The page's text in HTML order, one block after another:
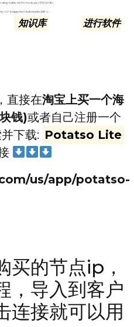
知识库
进行软件
直接在淘宝上买一个海
钱)或者自己注册一个
下载: Potatso Lite
us/app/potatso-
买的节点ip，
，导入到客户
连接就可以用